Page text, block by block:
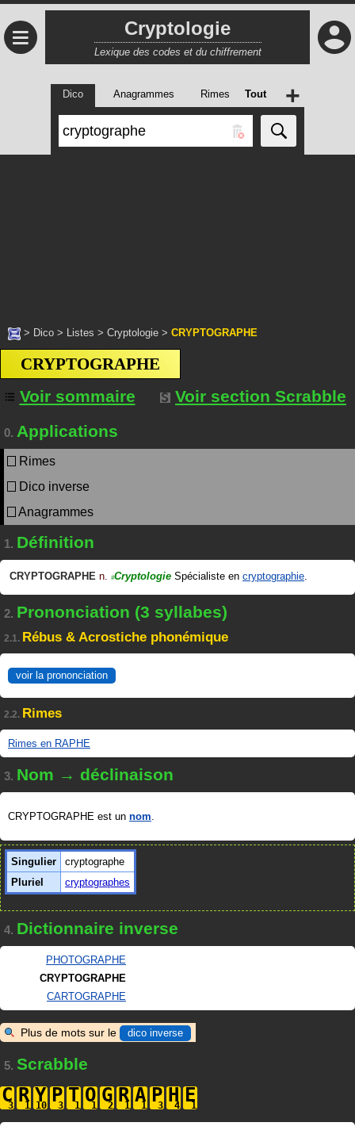
≡ Cryptologie
Lexique des codes et du chiffrement
Dico Anagrammes Rimes Tout +
> Dico > Listes > Cryptologie > CRYPTOGRAPHE
CRYPTOGRAPHE
Voir sommaire
Voir section Scrabble
0. Applications
Rimes
Dico inverse
Anagrammes
1. Définition
CRYPTOGRAPHE n. #Cryptologie Spécialiste en cryptographie.
2. Prononciation (3 syllabes)
2.1. Rébus & Acrostiche phonémique
voir la prononciation
2.2. Rimes
Rimes en RAPHE
3. Nom → déclinaison
CRYPTOGRAPHE est un nom.
Singulier
cryptographe
Pluriel
cryptographes
4. Dictionnaire inverse
PHOTOGRAPHE
CRYPTOGRAPHE
CARTOGRAPHE
Plus de mots sur le dico inverse
5. Scrabble
C R Y P T O G R A P H E